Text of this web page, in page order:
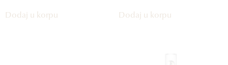
Dodaj u korpu Dodaj u korpu